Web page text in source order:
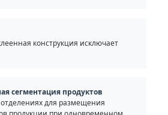
конструкция исключает
сегментация продуктов
для размещения